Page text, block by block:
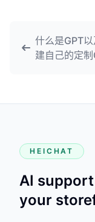
什么是GPT
建自己的定制
HEICHAT
AI
your